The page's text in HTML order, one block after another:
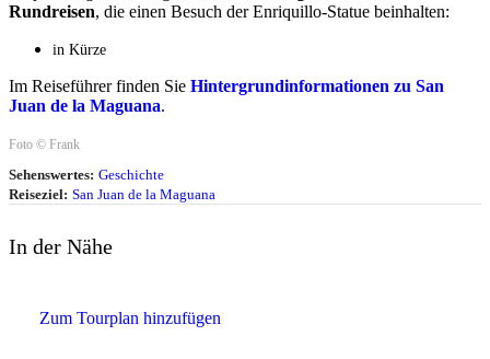
Rundreisen, die einen Besuch der Enriquillo-Statue beinhalten:
in Kürze
Im Reiseführer finden Sie Hintergrundinformationen zu San
Juan de la Maguana.
Foto © Frank
Sehenswertes: Geschichte
Reiseziel: San Juan de la Maguana
In der Nähe
Zum Tourplan hinzufügen